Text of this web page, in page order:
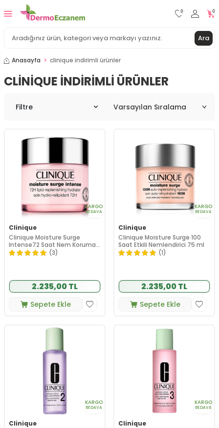
Ara
0 0
Anasayfa clinique indirimli ürünler
CLINIQUE INDIRIMLI ÜRÜNLER
Filtre
KARGO
BEDAVA
Clinique
Clinique Moisture Surge
Intense72 Saat Nem Koruma
Teknolojili Nemlendirici 75 ml
(3)
2.235,00 TL
Sepete Ekle
KARGO
BEDAVA
Clinique
Clinique Moisture Surge 100
Saat Etkili Nemlendirici 75 ml
(1)
2.235,00 TL
Sepete Ekle
KARGO
BEDAVA
Clinique
KARGO
BEDAVA
Clinique